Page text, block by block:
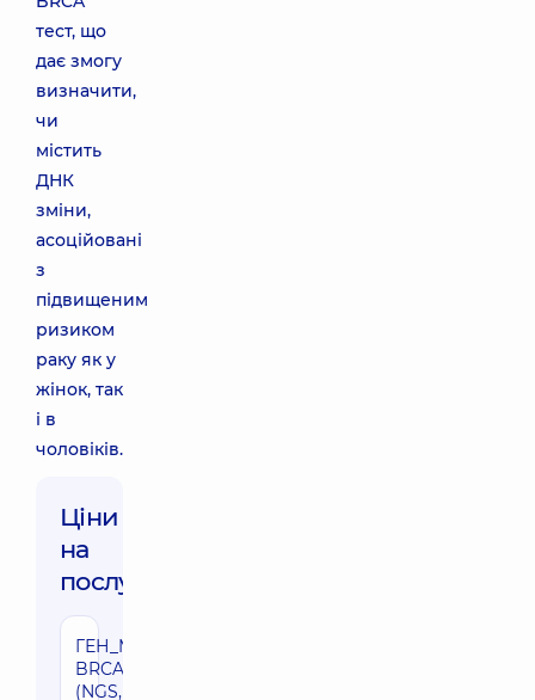
тест, що
дає змогу
визначити,
чи
містить
ДНК
зміни,
асоційовані
з
підвищеним
ризиком
раку як у
жінок, так
і в
чоловіків.
Ціни
на
послуги:
ГЕН_MyGene
BRCA1/2
(NGS,